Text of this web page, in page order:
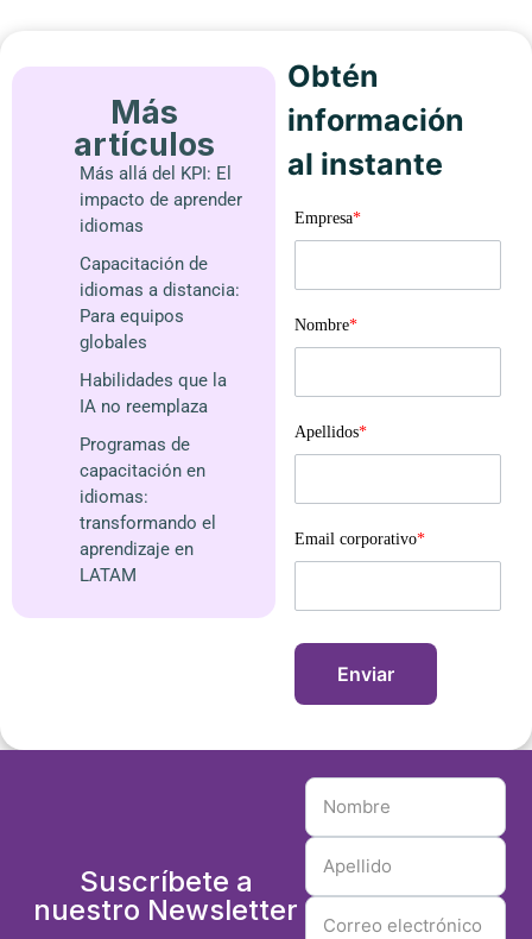
Más
artículos
Más allá del KPI: El
impacto de aprender
idiomas
Capacitación de
idiomas a distancia:
Para equipos
globales
Habilidades que la
IA no reemplaza
Programas de
capacitación en
idiomas:
transformando el
aprendizaje en
LATAM
Obtén
información
al instante
Empresa*
Nombre*
Apellidos*
Email corporativo*
Suscríbete a
nuestro Newsletter